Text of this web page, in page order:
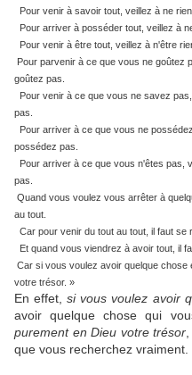
Pour venir à savoir tout, veillez à ne
Pour arriver à posséder tout, veillez à
Pour venir à être tout, veillez à n'être
Pour parvenir à ce que vous ne goûtez
goûtez pas.
Pour venir à ce que vous ne savez
pas.
Pour arriver à ce que vous ne
possédez pas.
Pour arriver à ce que vous n'êtes pas,
pas.
Quand vous voulez vous arrêter à
au tout.
Car pour venir du tout au tout, il faut se
Et quand vous viendrez à avoir tout, il
Car si vous voulez avoir quelque
votre trésor. »
En effet,si vous voulez avoir
avoir quelque chose qui
purement en Dieu votre trésor
que vous recherchez vraiment.